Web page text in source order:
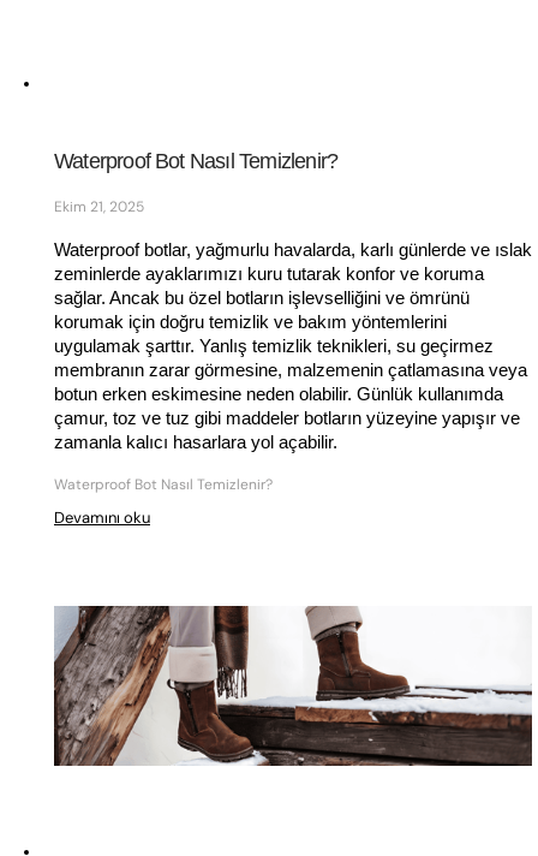
Waterproof Bot Nasıl Temizlenir?
Ekim 21, 2025
Waterproof botlar, yağmurlu havalarda, karlı günlerde ve ıslak
zeminlerde ayaklarımızı kuru tutarak konfor ve koruma
sağlar. Ancak bu özel botların işlevselliğini ve ömrünü
korumak için doğru temizlik ve bakım yöntemlerini
uygulamak şarttır. Yanlış temizlik teknikleri, su geçirmez
membranın zarar görmesine, malzemenin çatlamasına veya
botun erken eskimesine neden olabilir. Günlük kullanımda
çamur, toz ve tuz gibi maddeler botların yüzeyine yapışır ve
zamanla kalıcı hasarlara yol açabilir.
Waterproof Bot Nasıl Temizlenir?
Devamını oku